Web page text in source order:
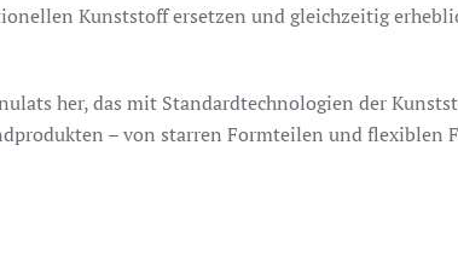
Kunststoff ersetzen und gleichzeitig
her, das mit Standardtechnologien der
– von starren Formteilen und flexiblen